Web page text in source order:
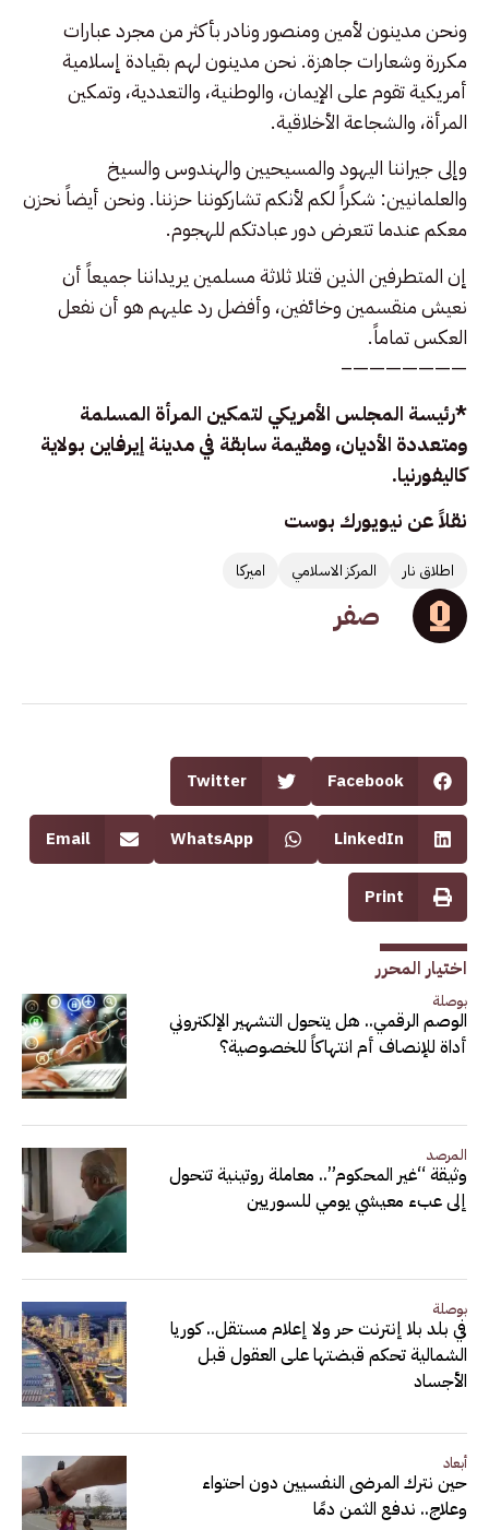
ونحن مدينون لأمين ومنصور ونادر بأكثر من مجرد عبارات
مكررة وشعارات جاهزة. نحن مدينون لهم بقيادة إسلامية
أمريكية تقوم على الإيمان، والوطنية، والتعددية، وتمكين
المرأة، والشجاعة الأخلاقية.
وإلى جيراننا اليهود والمسيحيين والهندوس والسيخ
والعلمانيين: شكراً لكم لأنكم تشاركوننا حزننا. ونحن أيضاً نحزن
معكم عندما تتعرض دور عبادتكم للهجوم.
إن المتطرفين الذين قتلا ثلاثة مسلمين يريداننا جميعاً أن
نعيش منقسمين وخائفين، وأفضل رد عليهم هو أن نفعل
العكس تماماً.
———————–
*رئيسة المجلس الأمريكي لتمكين المرأة المسلمة
ومتعددة الأديان، ومقيمة سابقة في مدينة إيرفاين بولاية
كاليفورنيا.
نقلاً عن نيويورك بوست
اطلاق نار المركز الاسلامي اميركا
صفر
Facebook
Twitter
LinkedIn
WhatsApp
Email
Print
اختيار المحرر
بوصلة
الوصم الرقمي.. هل يتحول التشهير الإلكتروني
أداة للإنصاف أم انتهاكاً للخصوصية؟
المرصد
وثيقة “غير المحكوم”.. معاملة روتينية تتحول
إلى عبء معيشي يومي للسوريين
بوصلة
في بلد بلا إنترنت حر ولا إعلام مستقل.. كوريا
الشمالية تحكم قبضتها على العقول قبل
الأجساد
أبعاد
حين نترك المرضى النفسيين دون احتواء
وعلاج.. ندفع الثمن دمًا